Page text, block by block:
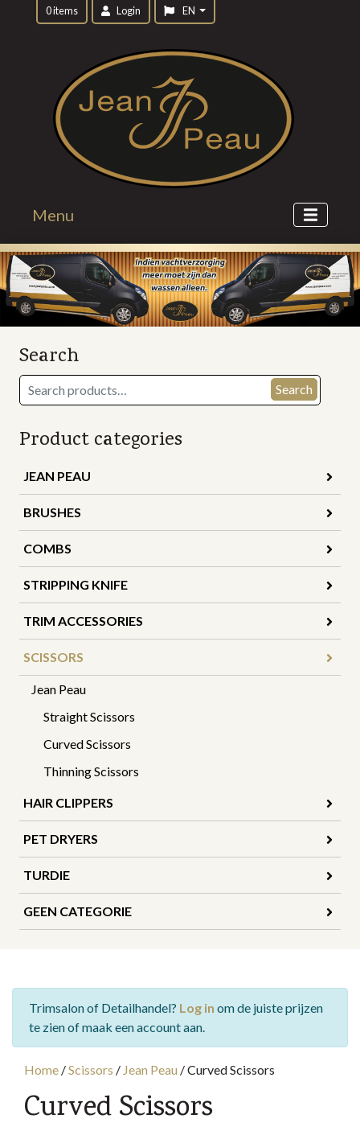
0 items Login EN
Menu
Search
Search
for:
Search
Product categories
JEAN PEAU
BRUSHES
COMBS
STRIPPING KNIFE
TRIM ACCESSORIES
SCISSORS
Jean Peau
Straight Scissors
Curved Scissors
Thinning Scissors
HAIR CLIPPERS
PET DRYERS
TURDIE
GEEN CATEGORIE
Trimsalon of Detailhandel? Log in om de juiste prijzen
te zien of maak een account aan.
Home /Scissors / Jean Peau /Curved Scissors
Curved Scissors